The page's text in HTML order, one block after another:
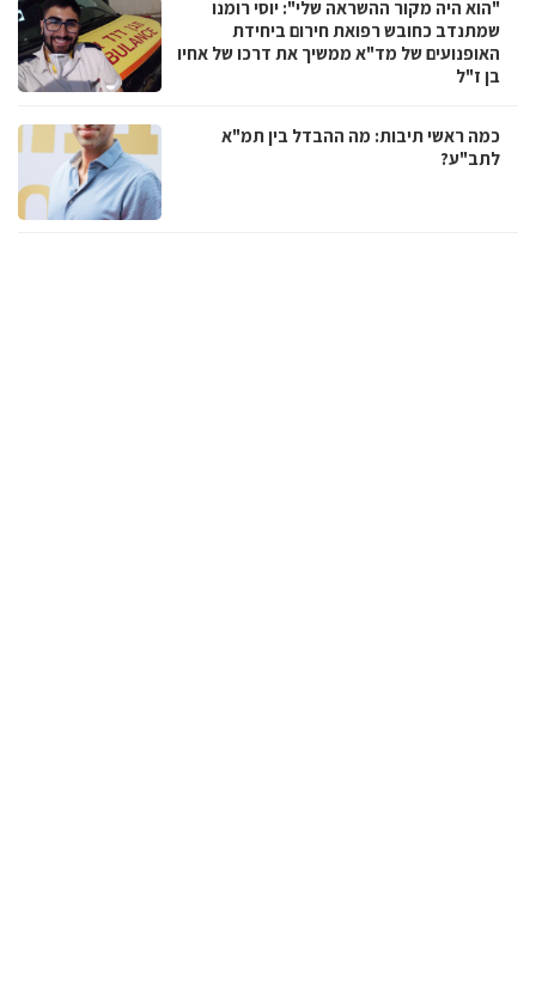
"הוא היה מקור ההשראה שלי": יוסי רומנו
שמתנדב כחובש רפואת חירום ביחידת
האופנועים של מד"א ממשיך את דרכו של אחיו
בן ז"ל
כמה ראשי תיבות: מה ההבדל בין תמ"א
לתב"ע?